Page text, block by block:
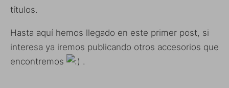
títulos.
Hasta aquí hemos llegado en este primer post, si
interesa ya iremos publicando otros accesorios que
encontremos
.